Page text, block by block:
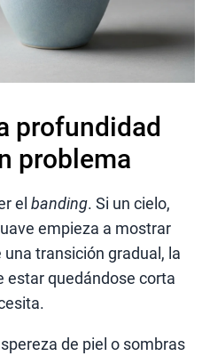
profundidad
problema
el banding. Si un cielo,
empieza a mostrar
transición gradual, la
estar quedándose corta
de piel o sombras